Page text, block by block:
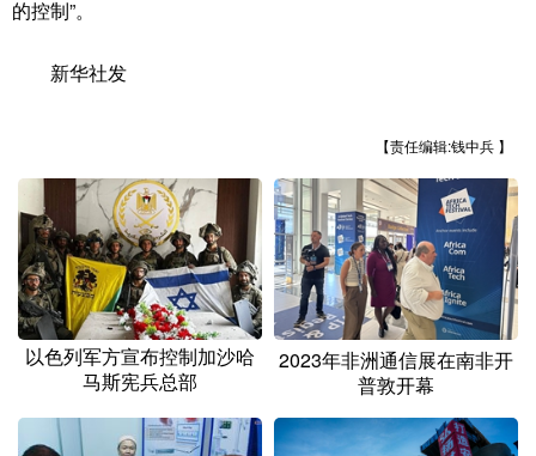
北京
江苏
浙江 安徽 福建 江西
山东 河南 湖北 湖南
广东 广西 海南 重庆
四川 贵州 云南 西藏
陕西 甘肃
新疆 内蒙古 黑龙江
的控制”。
新华社发
【责任编辑:钱中兵 】
以色列军方宣布控制加沙哈
马斯宪兵总部
2023年非洲通信展在南非开
普敦开幕